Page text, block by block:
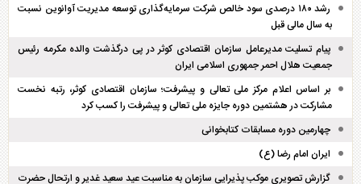
رشد ۱۸۰ درصدی سود خالص شرکت سرمایه‌گذاری توسعه مدیریت آوانوین نسبت
به سال مالی قبل
پیام تسلیت مدیرعامل سازمان اقتصادی کوثر در پی درگذشت والده مکرمه رئیس
جمعیت هلال احمر جمهوری اسلامی ایران
بر اساس اعلام مرکز ملی تعالی و پیشرفت؛ سازمان اقتصادی کوثر، رتبه نخست
مشارکت در هشتمین دوره جایزه ملی تعالی و پیشرفت را کسب کرد
چهارمین دوره مسابقات کتابخوانی
ایران امام رضا (ع)
گزارش تصویری موکب پذیرایی سازمان به مناسبت عید سعید غدیر و ارتحال حضرت